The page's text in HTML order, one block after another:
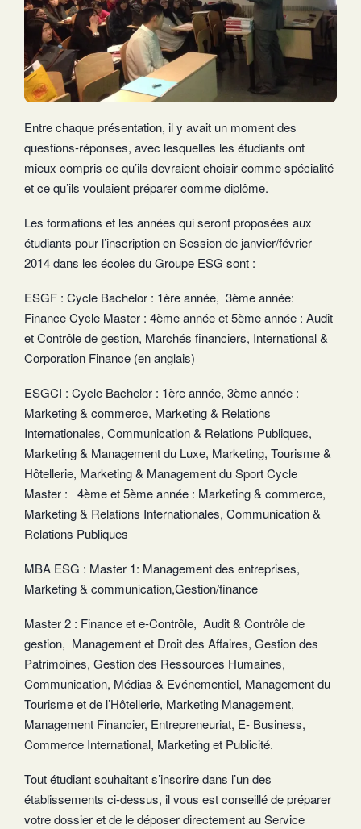
Entre chaque présentation, il y avait un moment des
questions-réponses, avec lesquelles les étudiants ont
mieux compris ce qu’ils devraient choisir comme spécialité
et ce qu’ils voulaient préparer comme diplôme.
Les formations et les années qui seront proposées aux
étudiants pour l’inscription en Session de janvier/février
2014 dans les écoles du Groupe ESG sont :
ESGF : Cycle Bachelor : 1ère année, 3ème année:
Finance Cycle Master : 4ème année et 5ème année : Audit
et Contrôle de gestion, Marchés financiers, International &
Corporation Finance (en anglais)
ESGCI : Cycle Bachelor : 1ère année, 3ème année :
Marketing & commerce, Marketing & Relations
Internationales, Communication & Relations Publiques,
Marketing & Management du Luxe, Marketing, Tourisme &
Hôtellerie, Marketing & Management du Sport Cycle
Master : 4ème et 5ème année : Marketing & commerce,
Marketing & Relations Internationales, Communication &
Relations Publiques
MBA ESG : Master 1: Management des entreprises,
Marketing & communication,Gestion/finance
Master 2 : Finance et e-Contrôle, Audit & Contrôle de
gestion, Management et Droit des Affaires, Gestion des
Patrimoines, Gestion des Ressources Humaines,
Communication, Médias & Evénementiel, Management du
Tourisme et de l’Hôtellerie, Marketing Management,
Management Financier, Entrepreneuriat, E- Business,
Commerce International, Marketing et Publicité.
Tout étudiant souhaitant s’inscrire dans l’un des
établissements ci-dessus, il vous est conseillé de préparer
votre dossier et de le déposer directement au Service